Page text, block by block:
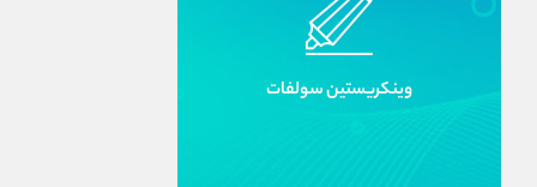
وينکريستين سولفات